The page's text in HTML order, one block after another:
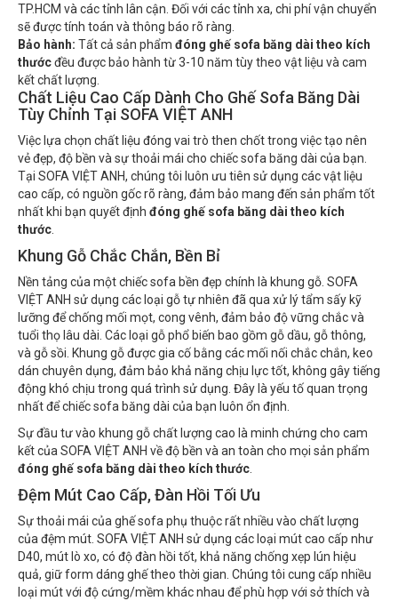
TP.HCM và các tỉnh lân cận. Đối với các tỉnh xa, chi phí vận chuyển
sẽ được tính toán và thông báo rõ ràng.
Bảo hành: Tất cả sản phẩm đóng ghế sofa băng dài theo kích
thướcđều được bảo hành từ 3-10 năm tùy theo vật liệu và cam
kết chất lượng.
Chất Liệu Cao Cấp Dành Cho Ghế Sofa Băng Dài
Tùy Chỉnh Tại SOFA VIỆT ANH
Việc lựa chọn chất liệu đóng vai trò then chốt trong việc tạo nên
vẻ đẹp, độ bền và sự thoải mái cho chiếc sofa băng dài của bạn.
Tại SOFA VIỆT ANH, chúng tôi luôn ưu tiên sử dụng các vật liệu
cao cấp, có nguồn gốc rõ ràng, đảm bảo mang đến sản phẩm tốt
nhất khi bạn quyết định đóng ghế sofa băng dài theo kích
thước
Khung Gỗ Chắc Chắn, Bền Bỉ
Nền tảng của một chiếc sofa bền đẹp chính là khung gỗ. SOFA
VIỆT ANH sử dụng các loại gỗ tự nhiên đã qua xử lý tẩm sấy kỹ
lưỡng để chống mối mọt, cong vênh, đảm bảo độ vững chắc và
tuổi thọ lâu dài. Các loại gỗ phổ biến bao gồm gỗ dầu, gỗ thông,
và gỗ sồi. Khung gỗ được gia cố bằng các mối nối chắc chắn, keo
dán chuyên dụng, đảm bảo khả năng chịu lực tốt, không gây tiếng
động khó chịu trong quá trình sử dụng. Đây là yếu tố quan trọng
nhất để chiếc sofa băng dài của bạn luôn ổn định.
Sự đầu tư vào khung gỗ chất lượng cao là minh chứng cho cam
kết của SOFA VIỆT ANH về độ bền và an toàn cho mọi sản phẩm
đóng ghế sofa băng dài theo kích thước
Đệm Mút Cao Cấp, Đàn Hồi Tối Ưu
Sự thoải mái của ghế sofa phụ thuộc rất nhiều vào chất lượng
của đệm mút. SOFA VIỆT ANH sử dụng các loại mút cao cấp như
D40, mút lò xo, có độ đàn hồi tốt, khả năng chống xẹp lún hiệu
quả, giữ form dáng ghế theo thời gian. Chúng tôi cung cấp nhiều
loại mút với độ cứng/mềm khác nhau để phù hợp với sở thích và